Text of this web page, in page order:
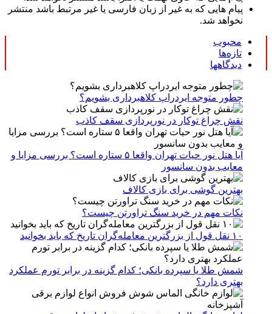
پیام هایی که به غیر از زبان فارسی یا غیر مرتبط باشد منتشر
نخواهد شد.
محبوب
تازه‌ها
دیدگاهها
چطور متوجه ایردراپ کلاهبرداری بشویم؟
نقش چراغ توکار در نورپردازی سقف کاذب
آیا هتل نور حیات تهران واقعا ۵ ستاره است؟ بررسی مزایا و
معایب بدون سانسور
بهترین گوشی برای بازی کالاف
نکات مهم در خرید سنگ تراورتن چیست؟
۱۰ نقل قول از بزرگترین معامله‌گران تاریخ که باید بخوانید
شمش طلا یا سپرده بانکی؛ کدام گزینه در برابر تورم عملکرد
بهتری دارد؟